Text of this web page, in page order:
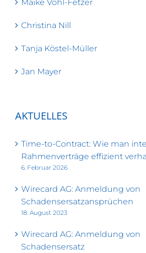
Maike Vohl-Fetzer
Christina Nill
Tanja Köstel-Müller
Jan Mayer
AKTUELLES
Time-to-Contract: Wie man
Rahmenverträge effizient
6. Februar 2026
Wirecard AG: Anmeldung von
Schadensersatzansprüchen
18. August 2023
Wirecard AG: Anmeldung von
Schadensersatz